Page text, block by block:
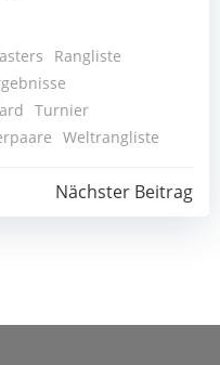
Rangliste
Turnier
Weltrangliste
Nächster Beitrag